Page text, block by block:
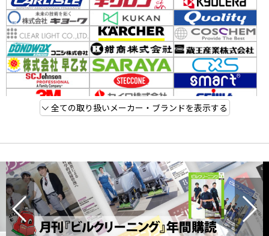
全ての取り扱いメーカー・ブランドを表示する